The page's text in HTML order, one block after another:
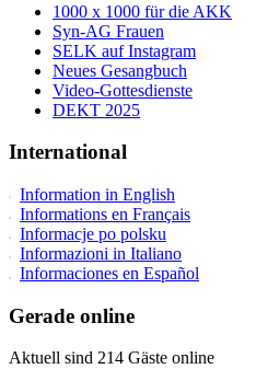
1000 x 1000 für die AKK
Syn-AG Frauen
SELK auf Instagram
Neues Gesangbuch
Video-Gottesdienste
DEKT 2025
International
Information in English
Informations en Français
Informacje po polsku
Informazioni in Italiano
Informaciones en Español
Gerade online
Aktuell sind 214 Gäste online